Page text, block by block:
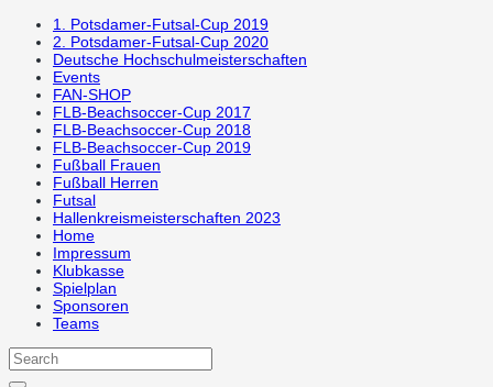
1. Potsdamer-Futsal-Cup 2019
2. Potsdamer-Futsal-Cup 2020
Deutsche Hochschulmeisterschaften
Events
FAN-SHOP
FLB-Beachsoccer-Cup 2017
FLB-Beachsoccer-Cup 2018
FLB-Beachsoccer-Cup 2019
Fußball Frauen
Fußball Herren
Futsal
Hallenkreismeisterschaften 2023
Home
Impressum
Klubkasse
Spielplan
Sponsoren
Teams